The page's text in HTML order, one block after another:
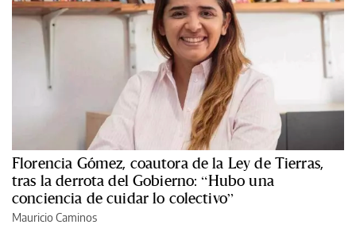
Florencia Gómez, coautora de la Ley de Tierras,
tras la derrota del Gobierno: “Hubo una
conciencia de cuidar lo colectivo”
Mauricio Caminos